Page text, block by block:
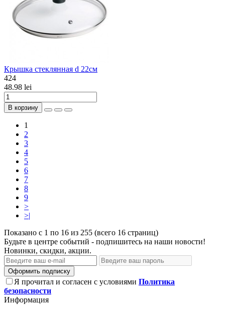
Крышка стеклянная d 22см
424
48.98 lei
В корзину
1
2
3
4
5
6
7
8
9
>
>|
Показано с 1 по 16 из 255 (всего 16 страниц)
Будьте в центре событий - подпишитесь на наши новости!
Новинки, скидки, акции.
Оформить подписку
Я прочитал и согласен с условиями Политика
безопасности
Информация